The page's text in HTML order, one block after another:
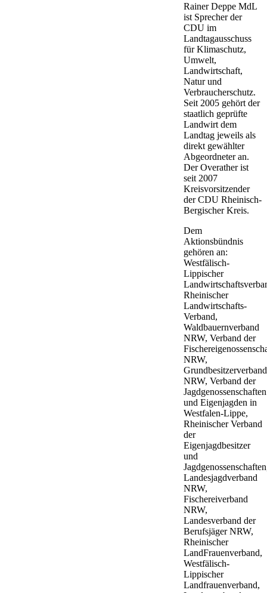
Rainer Deppe MdL
ist Sprecher der
CDU im
Landtagausschuss
für Klimaschutz,
Umwelt,
Landwirtschaft,
Natur und
Verbraucherschutz.
Seit 2005 gehört der
staatlich geprüfte
Landwirt dem
Landtag jeweils als
direkt gewählter
Abgeordneter an.
Der Overather ist
seit 2007
Kreisvorsitzender
der CDU Rheinisch-
Bergischer Kreis.
Dem
Aktionsbündnis
gehören an:
Westfälisch-
Lippischer
Rheinischer
Landwirtschafts-
Verband,
Waldbauernverband
NRW, Verband der
NRW,
Grundbesitzerverband
NRW, Verband der
Jagdgenossenschaften
und Eigenjagden in
Westfalen-Lippe,
Rheinischer Verband
der
Eigenjagdbesitzer
und
Landesjagdverband
NRW,
Fischereiverband
NRW,
Landesverband der
Berufsjäger NRW,
Rheinischer
LandFrauenverband,
Westfälisch-
Lippischer
Landfrauenverband,